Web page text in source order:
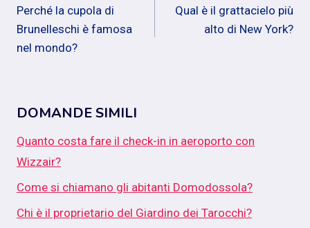
articoli
Perché la cupola di
Brunelleschi è famosa
nel mondo?
Qual è il grattacielo più
alto di New York?
DOMANDE SIMILI
Quanto costa fare il check-in in aeroporto con
Wizzair?
Come si chiamano gli abitanti Domodossola?
Chi è il proprietario del Giardino dei Tarocchi?